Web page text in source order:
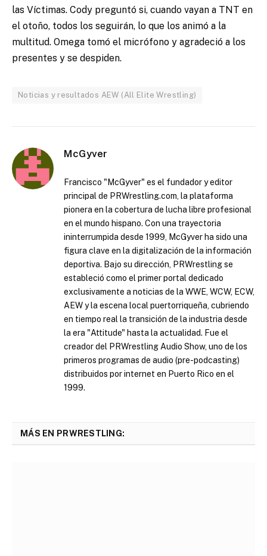
las Víctimas. Cody preguntó si, cuando vayan a TNT en
el otoño, todos los seguirán, lo que los animó a la
multitud. Omega tomó el micrófono y agradeció a los
presentes y se despiden.
Noticias y resultados AEW (All Elite Wrestling)
McGyver
Francisco "McGyver" es el fundador y editor
principal de PRWrestling.com, la plataforma
pionera en la cobertura de lucha libre profesional
en el mundo hispano. Con una trayectoria
ininterrumpida desde 1999, McGyver ha sido una
figura clave en la digitalización de la información
deportiva. Bajo su dirección, PRWrestling se
estableció como el primer portal dedicado
exclusivamente a noticias de la WWE, WCW, ECW,
AEW y la escena local puertorriqueña, cubriendo
en tiempo real la transición de la industria desde
la era "Attitude" hasta la actualidad. Fue el
creador del PRWrestling Audio Show, uno de los
primeros programas de audio (pre-podcasting)
distribuidos por internet en Puerto Rico en el
1999.
MÁS EN PRWRESTLING: